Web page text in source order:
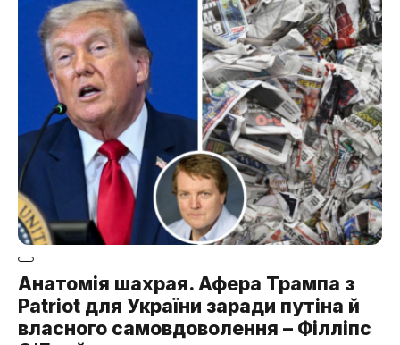
Анатомія шахрая. Афера Трампа з
Patriot для України заради путіна й
власного самовдоволення – Філліпс